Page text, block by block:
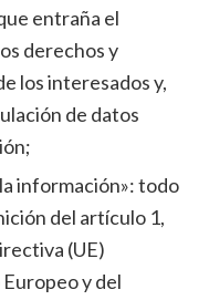
entraña el
derechos y
los interesados y,
de datos
información»: todo
del artículo 1,
(UE)
y del